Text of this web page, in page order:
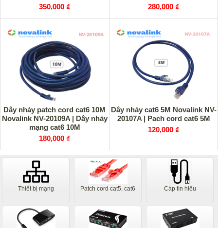
350,000 ₫
280,000 ₫
Dây nhảy patch cord cat6 10M
Novalink NV-20109A | Dây nhảy
mạng cat6 10M
180,000 ₫
Dây nhảy cat6 5M Novalink NV-
20107A | Pach cord cat6 5M
120,000 ₫
Thiết bị mạng Patch cord cat5, cat6 Cáp tín hiệu